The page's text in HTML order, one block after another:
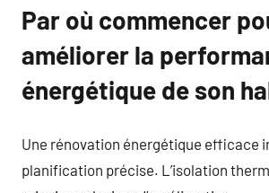
Par où commencer
améliorer la
énergétique de son
Une rénovation énergétique efficace
planification précise. L’isolation